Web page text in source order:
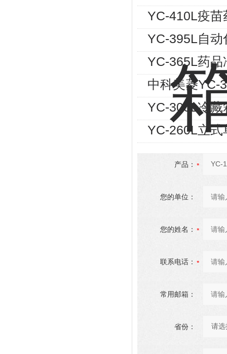
YC-410L疫苗
YC-395L自
YC-365L药品
中科美菱YC-
YC-300L冷
YC-260L立
产品：
您的单位：
您的姓名：
联系电话：
常用邮箱：
省份：